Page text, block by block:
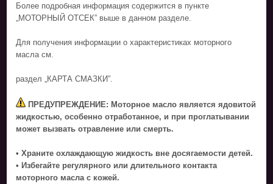
Более подробная информация содержится в пункте
„МОТОРНЫЙ ОТСЕК” выше в данном разделе.
Для получения информации о характеристиках моторного
масла см.
раздел „КАРТА СМАЗКИ”.
ПРЕДУПРЕЖДЕНИЕ: Моторное масло является ядовитой
жидкостью, особенно отработанное, и при проглатывании
может вызвать отравление или смерть.
• Храните охлаждающую жидкость вне досягаемости детей.
• Избегайте регулярного или длительного контакта
моторного масла с кожей.